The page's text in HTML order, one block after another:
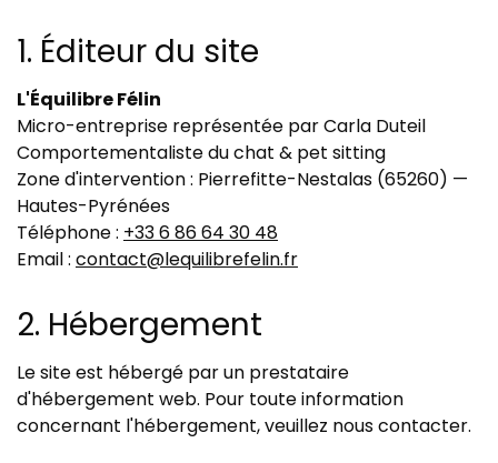
1. Éditeur du site
L'Équilibre Félin
Micro-entreprise représentée par Carla Duteil
Comportementaliste du chat & pet sitting
Zone d'intervention : Pierrefitte-Nestalas (65260) —
Hautes-Pyrénées
Téléphone : +33 6 86 64 30 48
Email : contact@lequilibrefelin.fr
2. Hébergement
Le site est hébergé par un prestataire
d'hébergement web. Pour toute information
concernant l'hébergement, veuillez nous contacter.